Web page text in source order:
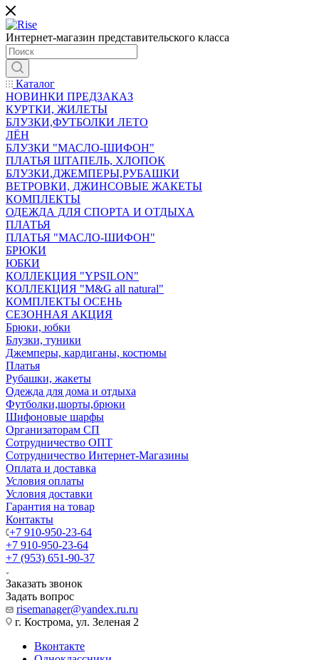
Интернет-магазин представительского класса
Каталог
НОВИНКИ ПРЕДЗАКАЗ
КУРТКИ, ЖИЛЕТЫ
БЛУЗКИ,ФУТБОЛКИ ЛЕТО
ЛЁН
БЛУЗКИ "МАСЛО-ШИФОН"
ПЛАТЬЯ ШТАПЕЛЬ, ХЛОПОК
БЛУЗКИ,ДЖЕМПЕРЫ,РУБАШКИ
ВЕТРОВКИ, ДЖИНСОВЫЕ ЖАКЕТЫ
КОМПЛЕКТЫ
ОДЕЖДА ДЛЯ СПОРТА И ОТДЫХА
ПЛАТЬЯ
ПЛАТЬЯ "МАСЛО-ШИФОН"
БРЮКИ
ЮБКИ
КОЛЛЕКЦИЯ "YPSILON"
КОЛЛЕКЦИЯ "M&G all natural"
КОМПЛЕКТЫ ОСЕНЬ
СЕЗОННАЯ АКЦИЯ
Брюки, юбки
Блузки, туники
Джемперы, кардиганы, костюмы
Платья
Рубашки, жакеты
Одежда для дома и отдыха
Футболки,шорты,брюки
Шифоновые шарфы
Организаторам СП
Сотрудничество ОПТ
Сотрудничество Интернет-Магазины
Оплата и доставка
Условия оплаты
Условия доставки
Гарантия на товар
Контакты
+7 910-950-23-64
+7 910-950-23-64
+7 (953) 651-90-37
Заказать звонок
Задать вопрос
risemanager@yandex.ru.ru
г. Кострома, ул. Зеленая 2
Вконтакте